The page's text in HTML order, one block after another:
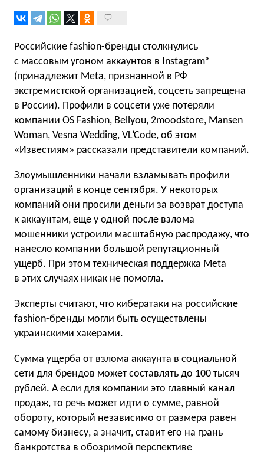
Российские fashion-бренды столкнулись
с массовым угоном аккаунтов в Instagram*
(принадлежит Meta, признанной в РФ
экстремистской организацией, соцсеть запрещена
в России). Профили в соцсети уже потеряли
компании OS Fashion, Bellyou, 2moodstore, Mansen
Woman, Vesna Wedding, VL’Code, об этом
«Известиям» рассказали представители компаний.
Злоумышленники начали взламывать профили
организаций в конце сентября. У некоторых
компаний они просили деньги за возврат доступа
к аккаунтам, еще у одной после взлома
мошенники устроили масштабную распродажу, что
нанесло компании большой репутационный
ущерб. При этом техническая поддержка Meta
в этих случаях никак не помогла.
Эксперты считают, что кибератаки на российские
fashion-бренды могли быть осуществлены
украинскими хакерами.
Сумма ущерба от взлома аккаунта в социальной
сети для брендов может составлять до 100 тысяч
рублей. А если для компании это главный канал
продаж, то речь может идти о сумме, равной
обороту, который независимо от размера равен
самому бизнесу, а значит, ставит его на грань
банкротства в обозримой перспективе